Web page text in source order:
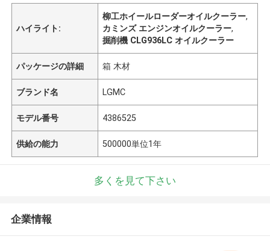
ハイライト:
柳工ホイールローダーオイルクーラー,
カミンズ エンジンオイルクーラー,
掘削機 CLG936LC オイルクーラー
パッケージの詳細 箱 木材
ブランド名 LGMC
モデル番号 4386525
供給の能力 500000単位1年
多くを見て下さい
企業情報